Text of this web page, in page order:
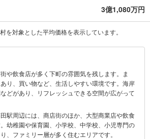
3億1,080万円
を対象とした平均価格を表示しています。
や飲食店が多く下町の雰囲気を残します。ま
り、買い物など、生活しやすい環境です。海岸
どがあり、リフレッシュできる空間が広がって
駅周辺には、商店街のほか、大型商業店や飲食
幼稚園や保育園、小学校、中学校、小児専門の
、ファミリー層が多く住むエリアです。